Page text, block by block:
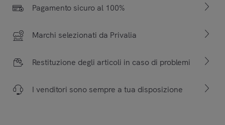
Pagamento sicuro al 100%
Marchi selezionati da Privalia
Restituzione degli articoli in caso di problemi
I venditori sono sempre a tua disposizione